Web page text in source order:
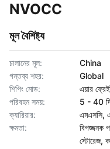
NVOCC
মূল বৈশিষ্ট্য
চালানের মূল:
China
গন্তব্য শহর:
Global
শিপিং মোড:
এয়ার
পরিবহন সময়:
5 - 40
ক্যারিয়ার:
এমএসসি,
ক্ষমতা:
বিপজ্জনক
স্টোরেজ,